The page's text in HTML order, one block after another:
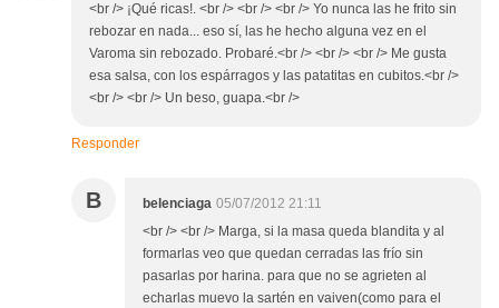
<br /> ¡Qué ricas!. <br /> <br /> <br /> Yo nunca las he frito sin
rebozar en nada... eso sí, las he hecho alguna vez en el
Varoma sin rebozado. Probaré.<br /> <br /> <br /> Me gusta
esa salsa, con los espárragos y las patatitas en cubitos.<br />
<br /> <br /> Un beso, guapa.<br />
Responder
B belenciaga 05/07/2012 21:11
<br /> <br /> Marga, si la masa queda blandita y al
formarlas veo que quedan cerradas las frío sin
pasarlas por harina. para que no se agrieten al
echarlas muevo la sartén en vaiven(como para el